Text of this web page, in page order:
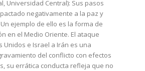
Universidad Central): Sus pasos
negativamente a la paz y
ejemplo de ello es la forma de
en el Medio Oriente. El ataque
Unidos e Israel a Irán es una
del conflicto con efectos
su errática conducta refleja que no